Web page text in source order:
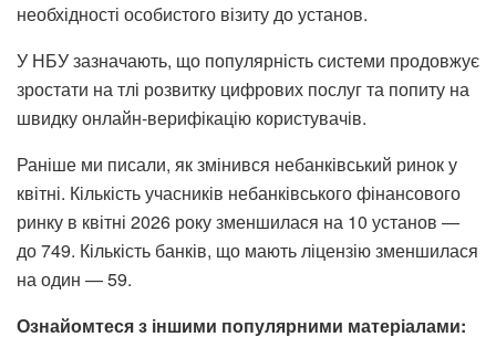
необхідності особистого візиту до установ.
У НБУ зазначають, що популярність системи продовжує
зростати на тлі розвитку цифрових послуг та попиту на
швидку онлайн-верифікацію користувачів.
Раніше ми писали, як змінився небанківський ринок у
квітні. Кількість учасників небанківського фінансового
ринку в квітні 2026 року зменшилася на 10 установ —
до 749. Кількість банків, що мають ліцензію зменшилася
на один — 59.
Ознайомтеся з іншими популярними матеріалами: